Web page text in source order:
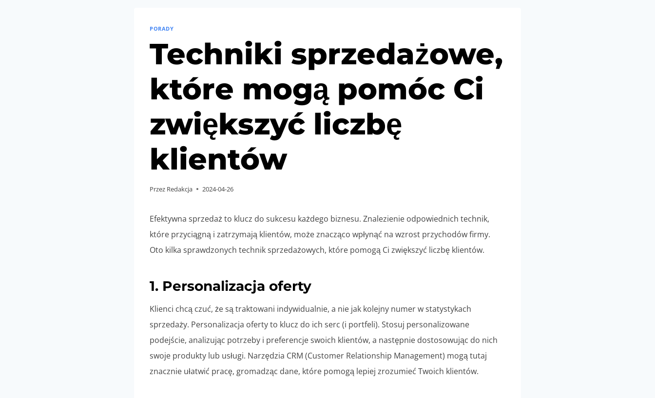
PORADY
Techniki sprzedażowe,
które mogą pomóc Ci
zwiększyć liczbę
klientów
Przez Redakcja 2024-04-26
Efektywna sprzedaż to klucz do sukcesu każdego biznesu. Znalezienie odpowiednich technik,
które przyciągną i zatrzymają klientów, może znacząco wpłynąć na wzrost przychodów firmy.
Oto kilka sprawdzonych technik sprzedażowych, które pomogą Ci zwiększyć liczbę klientów.
1. Personalizacja oferty
Klienci chcą czuć, że są traktowani indywidualnie, a nie jak kolejny numer w statystykach
sprzedaży. Personalizacja oferty to klucz do ich serc (i portfeli). Stosuj personalizowane
podejście, analizując potrzeby i preferencje swoich klientów, a następnie dostosowując do nich
swoje produkty lub usługi. Narzędzia CRM (Customer Relationship Management) mogą tutaj
znacznie ułatwić pracę, gromadząc dane, które pomogą lepiej zrozumieć Twoich klientów.